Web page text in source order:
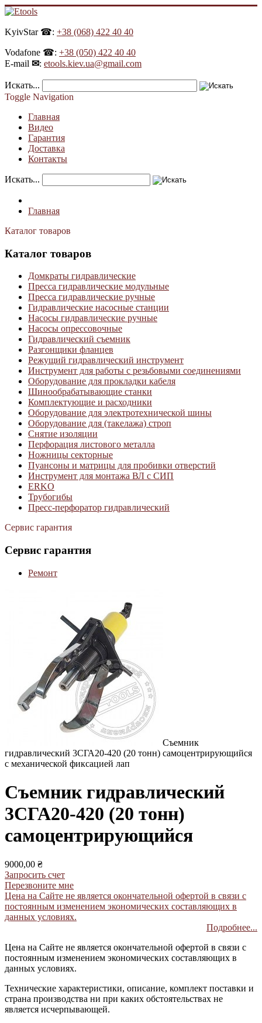
KyivStar ☎: +38 (068) 422 40 40
Vodafone ☎: +38 (050) 422 40 40
E-mail ✉: etools.kiev.ua@gmail.com
Искать...
Toggle Navigation
Главная
Видео
Гарантия
Доставка
Контакты
Искать...
Главная
Каталог товаров
Каталог товаров
Домкраты гидравлические
Пресса гидравлические модульные
Пресса гидравлические ручные
Гидравлические насосные станции
Насосы гидравлические ручные
Насосы опрессовочные
Гидравлический съемник
Разгонщики фланцев
Режущий гидравлический инструмент
Инструмент для работы с резьбовыми соединениями
Оборудование для прокладки кабеля
Шинообрабатывающие станки
Комплектующие и расходники
Оборудование для электротехнической шины
Оборудование для (такелажа) строп
Снятие изоляции
Перфорация листового металла
Ножницы секторные
Пуансоны и матрицы для пробивки отверстий
Инструмент для монтажа ВЛ с СИП
ERKO
Трубогибы
Пресс-перфоратор гидравлический
Сервис гарантия
Сервис гарантия
Ремонт
Съемник
гидравлический 3СГА20-420 (20 тонн) самоцентрирующийся
с механической фиксацией лап
Съемник гидравлический
3СГА20-420 (20 тонн)
самоцентрирующийся
9000,00 ₴
Запросить счет
Перезвоните мне
Цена на Сайте не является окончательной офертой в связи с
постоянным изменением экономических составляющих в
данных условиях.
Подробнее...
Цена на Сайте не является окончательной офертой в связи с
постоянным изменением экономических составляющих в
данных условиях.
Технические характеристики, описание, комплект поставки и
страна производства ни при каких обстоятельствах не
является исчерпывающей.